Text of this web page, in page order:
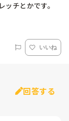
チとかです。
いいね
回答する